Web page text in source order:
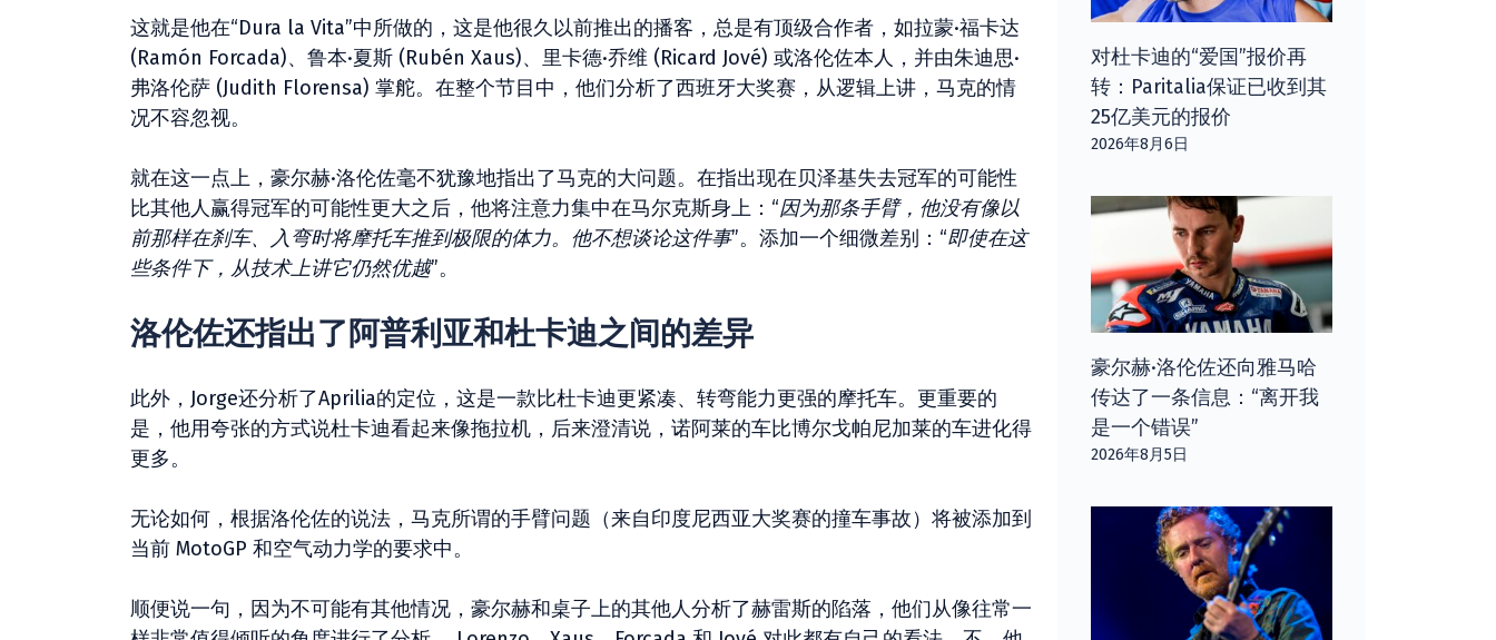
这就是他在“Dura la Vita”中所做的，这是他很久以前推出的播客，总是有顶级合作者，如拉蒙·福卡达
(Ramón Forcada)、鲁本·夏斯 (Rubén Xaus)、里卡德·乔维 (Ricard Jové) 或洛伦佐本人，并由朱迪思·
弗洛伦萨 (Judith Florensa) 掌舵。在整个节目中，他们分析了西班牙大奖赛，从逻辑上讲，马克的情
况不容忽视。
就在这一点上，豪尔赫·洛伦佐毫不犹豫地指出了马克的大问题。在指出现在贝泽基失去冠军的可能性
比其他人赢得冠军的可能性更大之后，他将注意力集中在马尔克斯身上：“因为那条手臂，他没有像以
前那样在刹车、入弯时将摩托车推到极限的体力。他不想谈论这件事”。添加一个细微差别：“即使在这
些条件下，从技术上讲它仍然优越”。
洛伦佐还指出了阿普利亚和杜卡迪之间的差异
此外，Jorge还分析了Aprilia的定位，这是一款比杜卡迪更紧凑、转弯能力更强的摩托车。更重要的
是，他用夸张的方式说杜卡迪看起来像拖拉机，后来澄清说，诺阿莱的车比博尔戈帕尼加莱的车进化得
更多。
无论如何，根据洛伦佐的说法，马克所谓的手臂问题（来自印度尼西亚大奖赛的撞车事故）将被添加到
当前 MotoGP 和空气动力学的要求中。
顺便说一句，因为不可能有其他情况，豪尔赫和桌子上的其他人分析了赫雷斯的陷落，他们从像往常一
对杜卡迪的“爱国”报价再
转：Paritalia保证已收到其
25亿美元的报价
2026年8月6日
豪尔赫·洛伦佐还向雅马哈
传达了一条信息：“离开我
是一个错误”
2026年8月5日